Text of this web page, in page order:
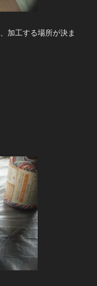
加工する場所が決ま